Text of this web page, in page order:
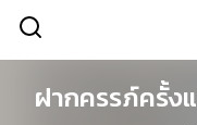
Skip
ฝากครรภ์ครั้ง